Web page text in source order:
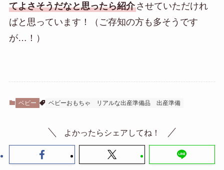
てよさそうだなと思ったら紹介させていただけれ
ばと思っています！（ご存知の方も多そうです
が…！）
ベビー ベビーおもちゃ リアルな出産準備品 出産準備
よかったらシェアしてね！